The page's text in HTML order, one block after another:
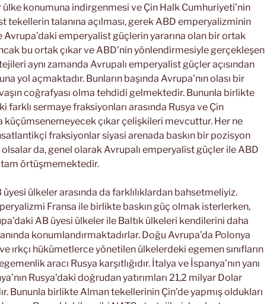
ülke konumuna indirgenmesi ve Çin Halk Cumhuriyeti’nin
tekellerin talanına açılması, gerek ABD emperyalizminin
Avrupa’daki emperyalist güçlerin yararına olan bir ortak
bu ortak çıkar ve ABD’nin yönlendirmesiyle gerçekleşen
aynı zamanda Avrupalı emperyalist güçler açısından
yol açmaktadır. Bunların başında Avrupa’nın olası bir
coğrafyası olma tehdidi gelmektedir. Bununla birlikte
farklı sermaye fraksiyonları arasında Rusya ve Çin
küçümsenemeyecek çıkar çelişkileri mevcuttur. Her ne
fraksiyonlar siyasi arenada baskın bir pozisyon
da, genel olarak Avrupalı emperyalist güçler ile ABD
örtüşmemektedir.
üyesi ülkeler arasında da farklılıklardan bahsetmeliyiz.
Fransa ile birlikte baskın güç olmak isterlerken,
AB üyesi ülkeler ile Baltık ülkeleri kendilerini daha
konumlandırmaktadırlar. Doğu Avrupa’da Polonya
ırkçı hükümetlerce yönetilen ülkelerdeki egemen sınıfların
aracı Rusya karşıtlığıdır. İtalya ve İspanya’nın yanı
Rusya’daki doğrudan yatırımları 21,2 milyar Dolar
Bununla birlikte Alman tekellerinin Çin’de yapmış oldukları